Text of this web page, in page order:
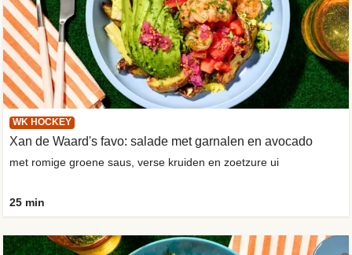
WK HOCKEY
Xan de Waard's favo: salade met garnalen en avocado
met romige groene saus, verse kruiden en zoetzure ui
25 min